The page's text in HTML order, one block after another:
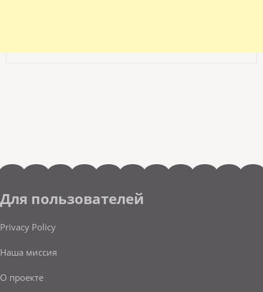
Для пользователей
Privacy Policy
Наша миссия
О проекте